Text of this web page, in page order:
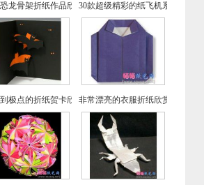
龙骨架折纸作品欣赏-共13款30款超级精彩的纸飞机系列欣赏
极点的折纸贺卡欣赏-共29款非常漂亮的衣服折纸欣赏-共24款